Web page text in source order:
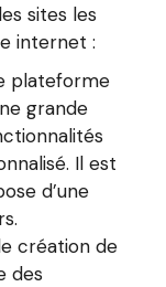
sites les
internet :
plateforme
grande
Il est
d’une
création de
des